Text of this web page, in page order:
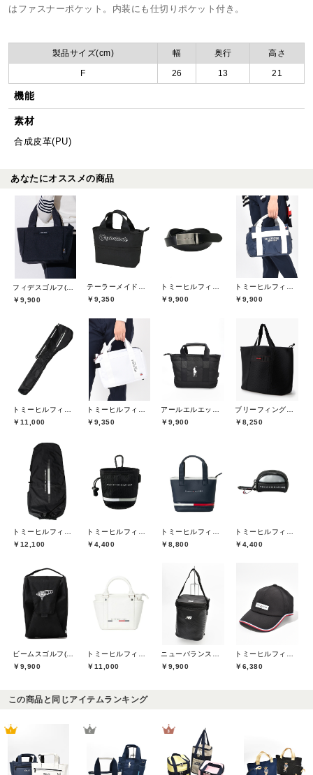
はファスナーポケット。内装にも仕切りポケット付き。
製品サイズ(cm) 幅 奥行 高さ
F 26 13 21
機能
素材
合成皮革(PU)
あなたにオススメの商品
￥9,900
￥9,350
￥9,900
￥9,900
￥11,000
￥9,350
￥9,900
￥8,250
￥12,100
￥4,400
￥8,800
￥4,400
￥9,900
￥11,000
￥9,900
￥6,380
この商品と同じアイテムランキング